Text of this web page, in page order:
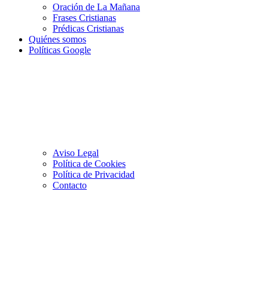
Oración de La Mañana
Frases Cristianas
Prédicas Cristianas
Quiénes somos
Políticas Google
Aviso Legal
Política de Cookies
Política de Privacidad
Contacto